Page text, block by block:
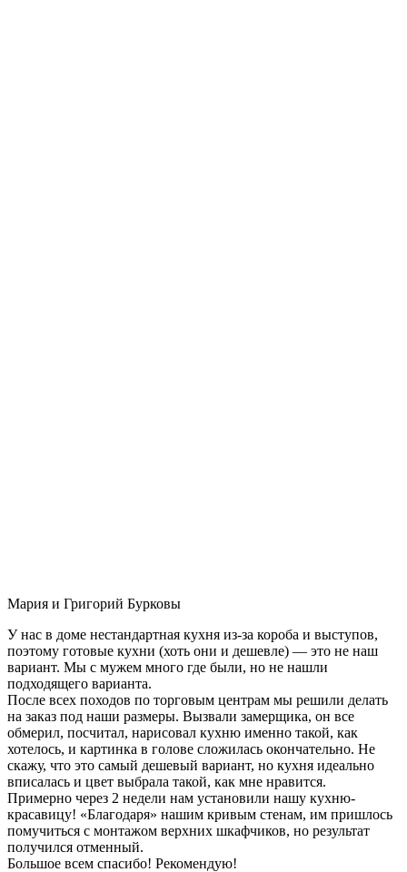
Мария и Григорий Бурковы
У нас в доме нестандартная кухня из-за короба и выступов,
поэтому готовые кухни (хоть они и дешевле) — это не наш
вариант. Мы с мужем много где были, но не нашли
подходящего варианта.
После всех походов по торговым центрам мы решили делать
на заказ под наши размеры. Вызвали замерщика, он все
обмерил, посчитал, нарисовал кухню именно такой, как
хотелось, и картинка в голове сложилась окончательно. Не
скажу, что это самый дешевый вариант, но кухня идеально
вписалась и цвет выбрала такой, как мне нравится.
Примерно через 2 недели нам установили нашу кухню-
красавицу! «Благодаря» нашим кривым стенам, им пришлось
помучиться с монтажом верхних шкафчиков, но результат
получился отменный.
Большое всем спасибо! Рекомендую!